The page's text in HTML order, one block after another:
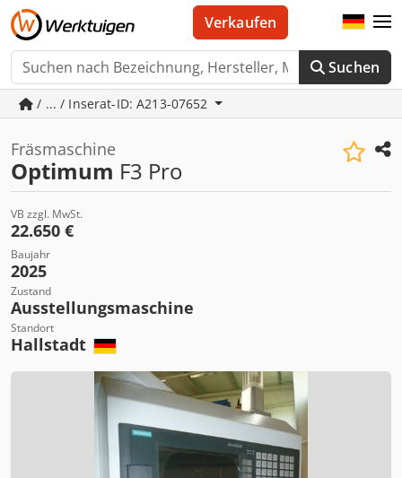
Suchen
Verkaufen
/ ... / Inserat-ID: A213-07652
Fräsmaschine
Optimum F3 Pro
VB zzgl. MwSt.
22.650 €
Baujahr
2025
Zustand
Ausstellungsmaschine
Standort
Hallstadt